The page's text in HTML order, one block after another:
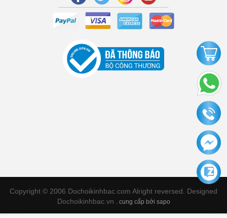
Copyright © 2006 Dochoikinhbac.com Alright reversed. Designed
Dochoikinhbac.vn
cung cấp bởi sapo